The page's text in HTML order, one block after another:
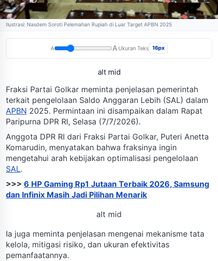
Ilustrasi: Nasdem Soroti Pelemahan Rupiah di Luar Target APBN 2025
A A Ukuran Teks 16px
alt mid
Fraksi Partai Golkar meminta penjelasan pemerintah
terkait pengelolaan Saldo Anggaran Lebih (SAL) dalam
APBN 2025. Permintaan ini disampaikan dalam Rapat
Paripurna DPR RI, Selasa (7/7/2026).
Anggota DPR RI dari Fraksi Partai Golkar, Puteri Anetta
Komarudin, menyatakan bahwa fraksinya ingin
mengetahui arah kebijakan optimalisasi pengelolaan
SAL.
>>> 6 HP Gaming Rp1 Jutaan Terbaik 2026, Samsung
dan Infinix Masih Jadi Pilihan Menarik
alt mid
Ia juga meminta penjelasan mengenai mekanisme tata
kelola, mitigasi risiko, dan ukuran efektivitas
pemanfaatannya.